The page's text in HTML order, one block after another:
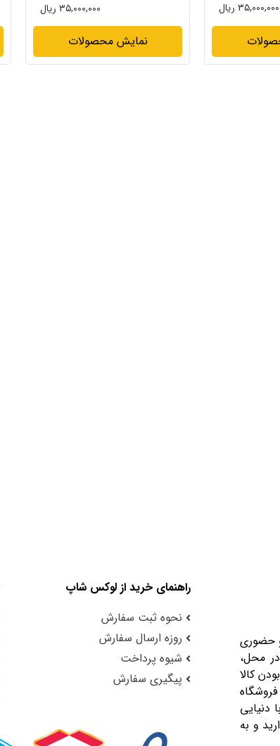
۳۵,۰۰۰,۰۰۰ ریال ۳۵,۰۰۰,۰۰۰ ریال
نمایش محصولات
حضوری
محل،
کالا
دنیایی
و به
راهنمای خرید از لوکس شاپ
نحوه ثبت سفارش
روزه ارسال سفارش
شیوه پرداخت
پیگیری سفارش